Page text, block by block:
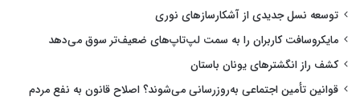
توسعه نسل جدیدی از آشکارسازهای نوری
مایکروسافت کاربران را به سمت لپ‌تاپ‌های ضعیف‌تر سوق می‌دهد
کشف راز انگشترهای یونان باستان
قوانین تأمین اجتماعی به‌روزرسانی می‌شوند؟ اصلاح قانون به نفع مردم